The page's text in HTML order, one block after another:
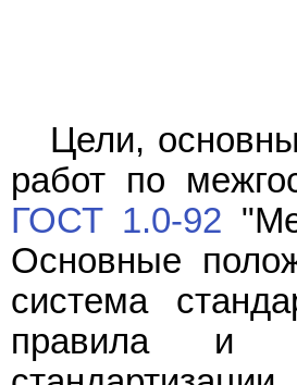
Цели,
работ по
ГОСТ 1.0-92
Основные
система
правила и